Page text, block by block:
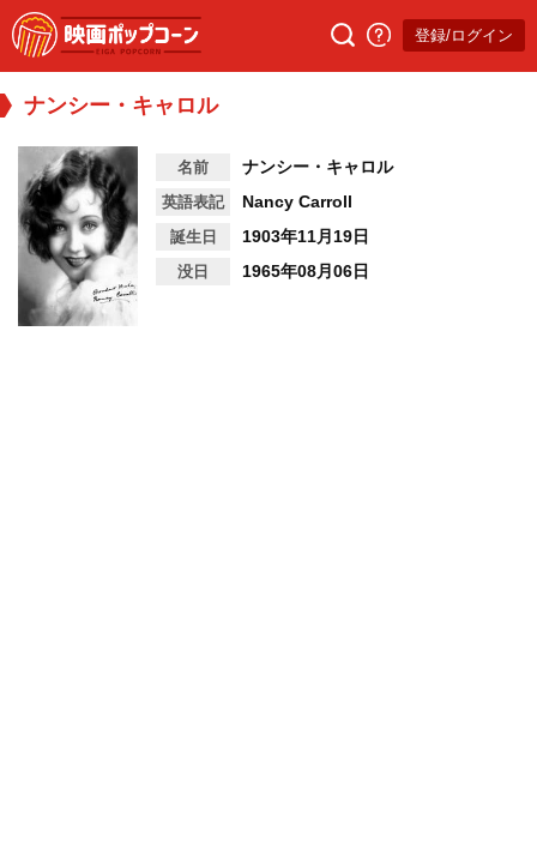
登録/ログイン
ナンシー・キャロル
名前 ナンシー・キャロル
英語表記 Nancy Carroll
誕生日 1903年11月19日
没日 1965年08月06日